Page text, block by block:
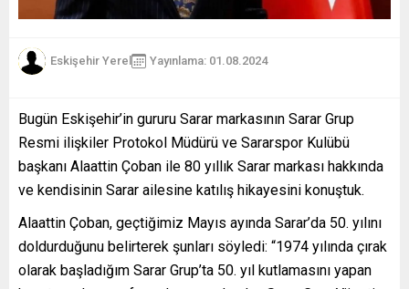
Eskişehir Yerel Yayınlama: 01.08.2024
Bugün Eskişehir’in gururu Sarar markasının Sarar Grup
Resmi ilişkiler Protokol Müdürü ve Sararspor Kulübü
başkanı Alaattin Çoban ile 80 yıllık Sarar markası hakkında
ve kendisinin Sarar ailesine katılış hikayesini konuştuk.
Alaattin Çoban, geçtiğimiz Mayıs ayında Sarar’da 50. yılını
doldurduğunu belirterek şunları söyledi: “1974 yılında çırak
olarak başladığım Sarar Grup’ta 50. yıl kutlamasını yapan